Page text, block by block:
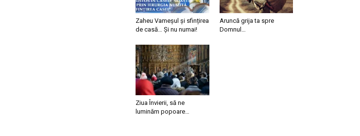
Zaheu Vameșul și sfințirea
de casă… Și nu numai!
Aruncă grija ta spre
Domnul…
Ziua Învierii, să ne
luminăm popoare…